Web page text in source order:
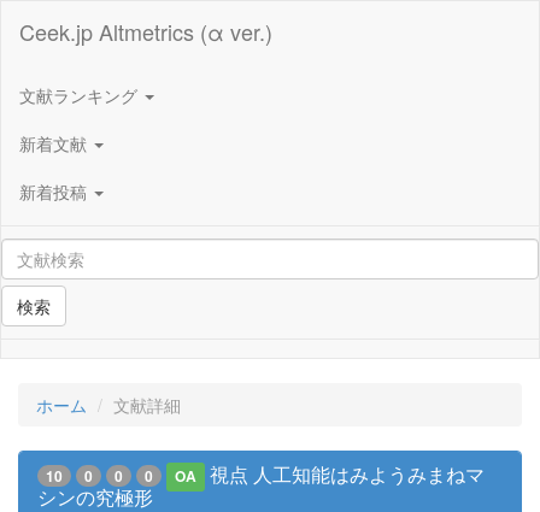
Ceek.jp Altmetrics (α ver.)
文献ランキング
新着文献
新着投稿
検索
ホーム 文献詳細
10 0 0 0 OA
視点 人工知能はみようみまねマ
シンの究極形